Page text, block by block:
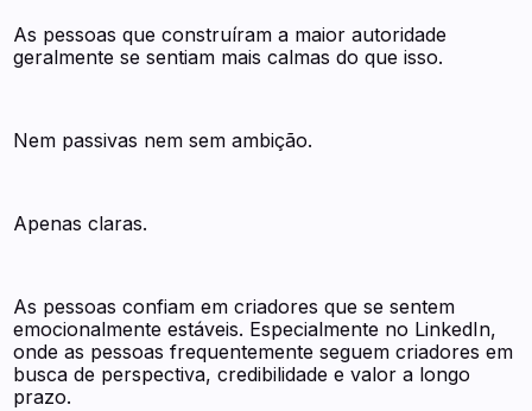
As pessoas que construíram a maior autoridade
geralmente se sentiam mais calmas do que isso.
Nem passivas nem sem ambição.
Apenas claras.
As pessoas confiam em criadores que se sentem
emocionalmente estáveis. Especialmente no LinkedIn,
onde as pessoas frequentemente seguem criadores em
busca de perspectiva, credibilidade e valor a longo
prazo.